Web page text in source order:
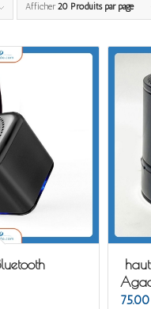
Afficher 20 Produits par page
75.00